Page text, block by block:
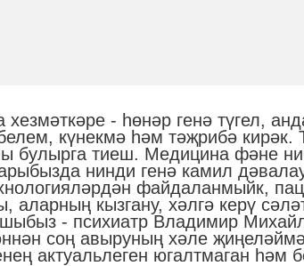
- һөнәр генә түгел,
күнекмә һәм тәҗрибә кирәк.
булырга тиеш. Медицина фәне
нинди генә камил
файдаланмыйк,
аларның кызгану, хәлгә керү
- психиатр Владимир
соң авыруның хәле
актуальлеген югалтмаган һәм